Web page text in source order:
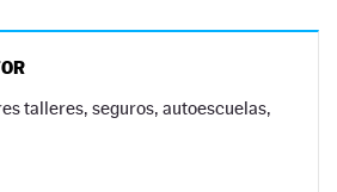
talleres, seguros, autoescuelas,